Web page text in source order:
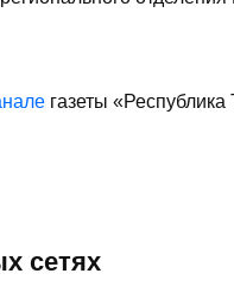
газеты «Республика
сетях